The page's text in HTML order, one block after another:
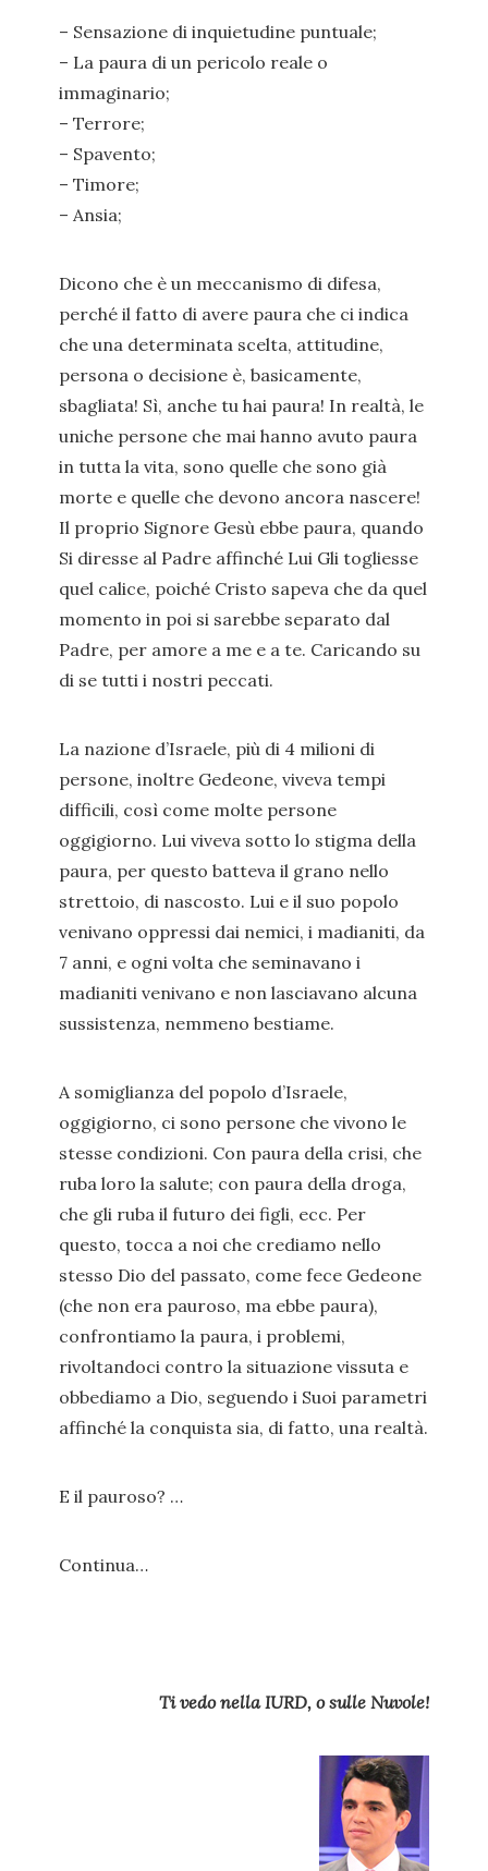
– Sensazione di inquietudine puntuale;
– La paura di un pericolo reale o
immaginario;
– Terrore;
– Spavento;
– Timore;
– Ansia;
Dicono che è un meccanismo di difesa,
perché il fatto di avere paura che ci indica
che una determinata scelta, attitudine,
persona o decisione è, basicamente,
sbagliata! Sì, anche tu hai paura! In realtà, le
uniche persone che mai hanno avuto paura
in tutta la vita, sono quelle che sono già
morte e quelle che devono ancora nascere!
Il proprio Signore Gesù ebbe paura, quando
Si diresse al Padre affinché Lui Gli togliesse
quel calice, poiché Cristo sapeva che da quel
momento in poi si sarebbe separato dal
Padre, per amore a me e a te. Caricando su
di se tutti i nostri peccati.
La nazione d’Israele, più di 4 milioni di
persone, inoltre Gedeone, viveva tempi
difficili, così come molte persone
oggigiorno. Lui viveva sotto lo stigma della
paura, per questo batteva il grano nello
strettoio, di nascosto. Lui e il suo popolo
venivano oppressi dai nemici, i madianiti, da
7 anni, e ogni volta che seminavano i
madianiti venivano e non lasciavano alcuna
sussistenza, nemmeno bestiame.
A somiglianza del popolo d’Israele,
oggigiorno, ci sono persone che vivono le
stesse condizioni. Con paura della crisi, che
ruba loro la salute; con paura della droga,
che gli ruba il futuro dei figli, ecc. Per
questo, tocca a noi che crediamo nello
stesso Dio del passato, come fece Gedeone
(che non era pauroso, ma ebbe paura),
confrontiamo la paura, i problemi,
rivoltandoci contro la situazione vissuta e
obbediamo a Dio, seguendo i Suoi parametri
affinché la conquista sia, di fatto, una realtà.
E il pauroso? …
Continua…
Ti vedo nella IURD, o sulle Nuvole!